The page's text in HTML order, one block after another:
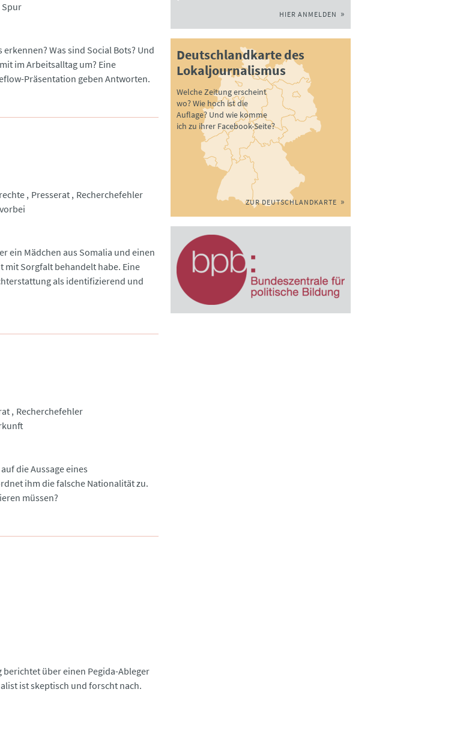
Spur
erkennen? Was sind Social Bots? Und
im Arbeitsalltag um? Eine
Präsentation geben Antworten.
Presserat
Recherchefehler
ein Mädchen aus Somalia und einen
mit Sorgfalt behandelt habe. Eine
als identifizierend und
Recherchefehler
die Aussage eines
ihm die falsche Nationalität zu.
müssen?
berichtet über einen Pegida-Ableger
ist skeptisch und forscht nach.
HIER ANMELDEN
Deutschlandkarte des
Lokaljournalismus
Welche Zeitung erscheint
wo? Wie hoch ist die
Auflage? Und wie komme
ich zu ihrer Facebook-Seite?
ZUR DEUTSCHLANDKARTE